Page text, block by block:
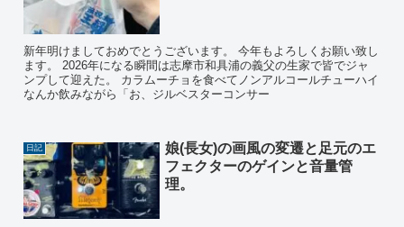
新年明けましておめでとうございます。 今年もよろしくお願い致し
ます。 2026年になる瞬間は志摩市和具浦の義父の生家で皆でジャ
ンプして迎えた。 カラムーチョを食べてノンアルコールチューハイ
なんか飲みながら「お、ジルベスターコンサー
日記
娘(長女)の画風の変遷と足元のエ
フェクターのゲインと音量管
理。